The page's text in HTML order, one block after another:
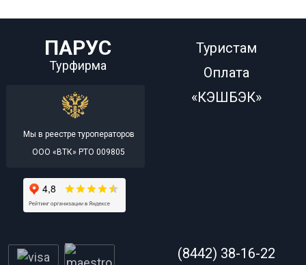
ПАРУС
Турфирма
Мы в реестре туроператоров
ООО «ВТК» РТО 009805
Туристам
Оплата
«КЭШБЭК»
(8442) 38-16-22